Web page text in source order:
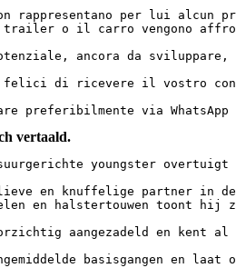
rappresentano per lui alcun
o il carro vengono
ancora da
felici di ricevere il vostro
preferibilmente via WhatsApp
vertaald.
youngster
en knuffelige partner in
en halstertouwen toont
aangezadeld en
basisgangen en